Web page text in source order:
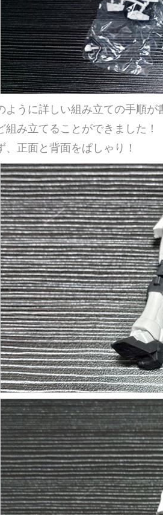
ように詳しい組み立ての手順
組み立てることができました！
、正面と背面をぱしゃり！